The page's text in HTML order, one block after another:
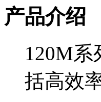
产品介绍
120M
括高效